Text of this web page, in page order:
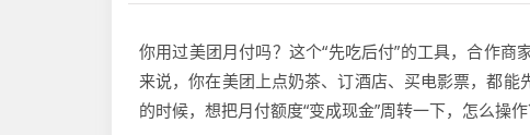
你用过美团月付吗？这个“先吃后付”的工具，合作
来说，你在美团上点奶茶、订酒店、买电影票，都
的时候，想把月付额度“变成现金”周转一下，怎么操作